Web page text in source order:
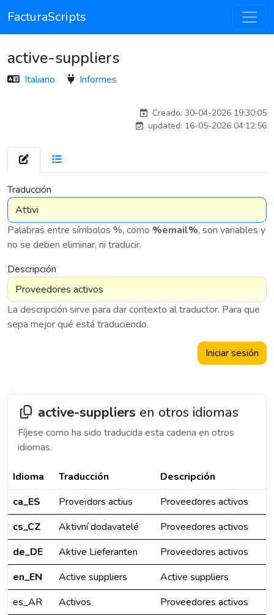
FacturaScripts
active-suppliers
Italiano Informes
Creado: 30-04-2026 19:30:05
updated: 16-05-2026 04:12:56
Traducción
Palabras entre símbolos %, como %email%, son variables y
no se deben eliminar, ni traducir.
Descripción
La descripción sirve para dar contexto al traductor. Para que
sepa mejor qué está traduciendo.
Iniciar sesión
active-suppliers en otros idiomas
Fíjese como ha sido traducida esta cadena en otros
idiomas.
Idioma Traducción
Descripción
ca_ES
Proveïdors actius
Proveedores activos
cs_CZ
Aktivní dodavatelé
Proveedores activos
de_DE
Aktive Lieferanten
Proveedores activos
en_EN
Active suppliers
Active suppliers
es_AR
Activos
Proveedores activos